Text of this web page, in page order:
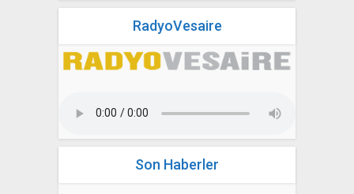
RadyoVesaire
Son Haberler